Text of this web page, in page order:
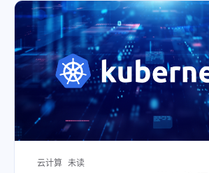
云计算 未读